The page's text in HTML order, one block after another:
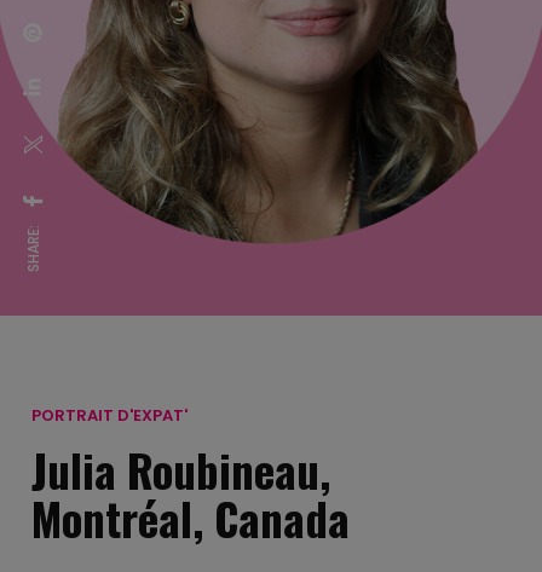
SHARE:
PORTRAIT D'EXPAT'
Julia Roubineau,
Montréal, Canada